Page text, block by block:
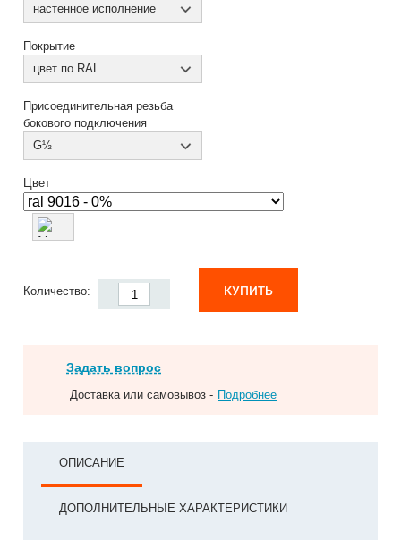
настенное исполнение
Покрытие
цвет по RAL
Присоединительная резьба
бокового подключения
G½
Цвет
Количество: КУПИТЬ
Задать вопрос
Доставка или самовывоз - Подробнее
ОПИСАНИЕ
ДОПОЛНИТЕЛЬНЫЕ ХАРАКТЕРИСТИКИ